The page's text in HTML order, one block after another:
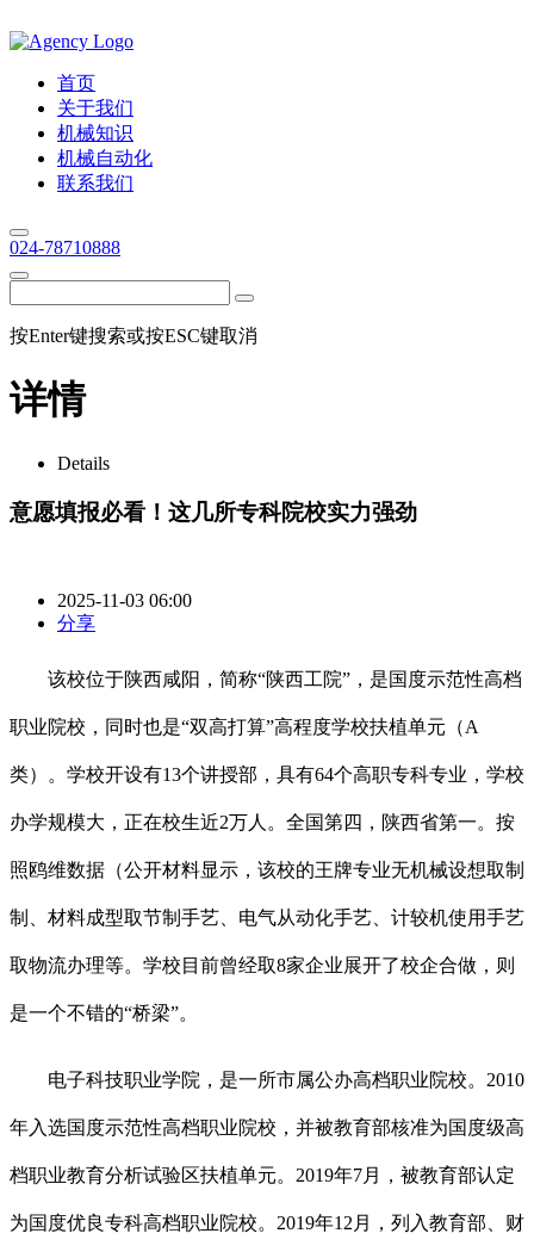
首页
关于我们
机械知识
机械自动化
联系我们
024-78710888
按Enter键搜索或按ESC键取消
详情
Details
意愿填报必看！这几所专科院校实力强劲
2025-11-03 06:00
分享
该校位于陕西咸阳，简称“陕西工院”，是国度示范性高档
职业院校，同时也是“双高打算”高程度学校扶植单元（A
类）。学校开设有13个讲授部，具有64个高职专科专业，学校
办学规模大，正在校生近2万人。全国第四，陕西省第一。按
照鸥维数据（公开材料显示，该校的王牌专业无机械设想取制
制、材料成型取节制手艺、电气从动化手艺、计较机使用手艺
取物流办理等。学校目前曾经取8家企业展开了校企合做，则
是一个不错的“桥梁”。
电子科技职业学院，是一所市属公办高档职业院校。2010
年入选国度示范性高档职业院校，并被教育部核准为国度级高
档职业教育分析试验区扶植单元。2019年7月，被教育部认定
为国度优良专科高档职业院校。2019年12月，列入教育部、财